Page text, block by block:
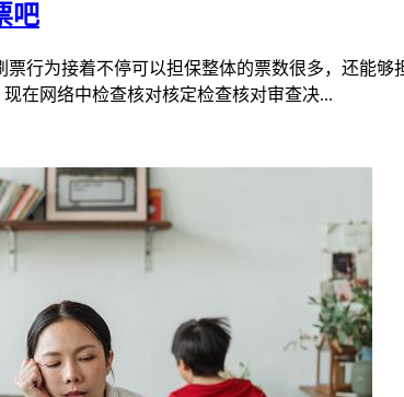
吧
行为接着不停可以担保整体的票数很多，还能
在网络中检查核对核定检查核对审查决...